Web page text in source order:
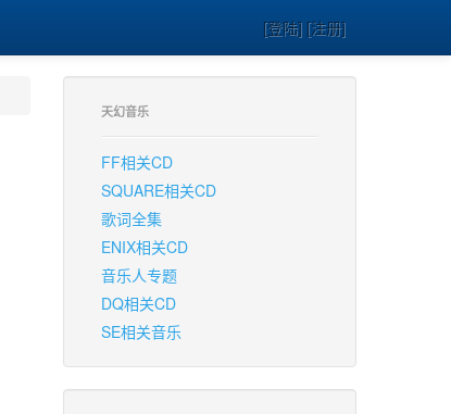
[登陆] [注册]
天幻音乐
FF相关CD
SQUARE相关CD
歌词全集
ENIX相关CD
音乐人专题
DQ相关CD
SE相关音乐